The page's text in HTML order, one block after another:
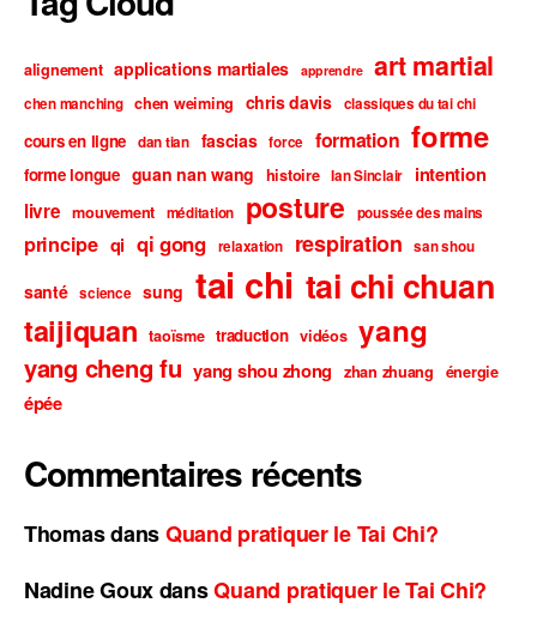
alignement applications martiales apprendre art martial
chen manching chen weiming chris davis classiques du tai chi
cours en ligne dan tian fascias force formation forme
forme longue guan nan wang histoire Ian Sinclair
intention
livre mouvement méditation posture poussée des mains
principe qi qi gong relaxation respiration san shou
santé science sung tai chi tai chi chuan
taijiquan taoïsme traduction vidéos yang
yang cheng fu yang shou zhong zhan zhuang énergie
épée
Commentaires récents
ThomasdansQuand pratiquer le Tai Chi?
Nadine GouxdansQuand pratiquer le Tai Chi?